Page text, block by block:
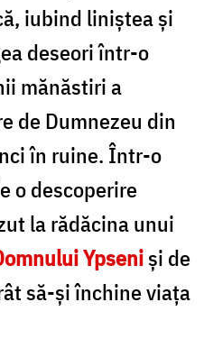
iubind liniștea și
deseori într-o
mănăstiri a
de Dumnezeu din
în ruine. Într-o
o descoperire
la rădăcina unui
Ypseniși de
să-și închine viața